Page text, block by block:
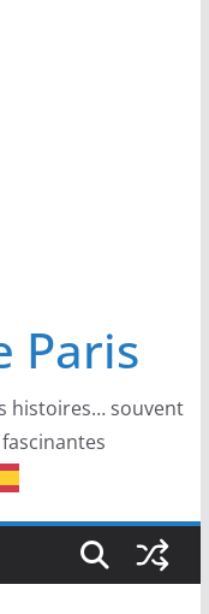
Paris
histoires… souvent